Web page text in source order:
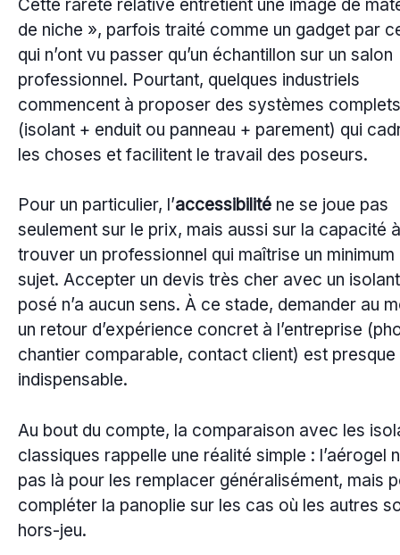
Cette rareté relative entretient une image de
de niche », parfois traité comme un gadget par
qui n’ont vu passer qu’un échantillon sur un salon
professionnel. Pourtant, quelques industriels
commencent à proposer des systèmes complets
(isolant + enduit ou panneau + parement) qui
les choses et facilitent le travail des poseurs.
Pour un particulier, l’accessibilité ne se joue pas
seulement sur le prix, mais aussi sur la capacité à
trouver un professionnel qui maîtrise un minimum
sujet. Accepter un devis très cher avec un
posé n’a aucun sens. À ce stade, demander au
un retour d’expérience concret à l’entreprise
chantier comparable, contact client) est presque
indispensable.
Au bout du compte, la comparaison avec les
classiques rappelle une réalité simple : l’aérogel
pas là pour les remplacer généralisément, mais
compléter la panoplie sur les cas où les autres
hors-jeu.